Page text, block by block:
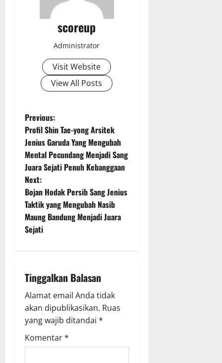
scoreup
Administrator
Visit Website
View All Posts
P
o
s
t
n
a
i
g
a
t
i
Previous:
Profil Shin Tae-yong Arsitek
Jenius Garuda Yang Mengubah
Mental Pecundang Menjadi Sang
Juara Sejati Penuh Kebanggaan
Next:
Bojan Hodak Persib Sang Jenius
Taktik yang Mengubah Nasib
Maung Bandung Menjadi Juara
Sejati
Tinggalkan Balasan
Alamat email Anda tidak
akan dipublikasikan. Ruas
yang wajib ditandai *
Komentar*